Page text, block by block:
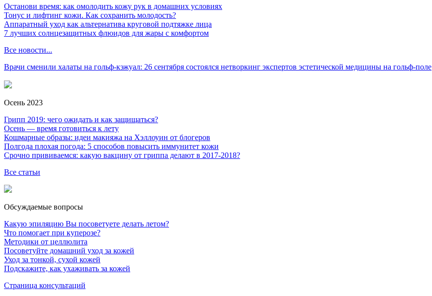
Останови время: как омолодить кожу рук в домашних условиях
Тонус и лифтинг кожи. Как сохранить молодость?
Аппаратный уход как альтернатива круговой подтяжке лица
7 лучших солнцезащитных флюидов для жары с комфортом
Все новости...
Врачи сменили халаты на гольф-кэжуал: 26 сентября состоялся нетворкинг экспертов эстетической медицины на гольф-поле
Осень 2023
Грипп 2019: чего ожидать и как защищаться?
Осень — время готовиться к лету
Кошмарные образы: идеи макияжа на Хэллоуин от блогеров
Полгода плохая погода: 5 способов повысить иммунитет кожи
Срочно прививаемся: какую вакцину от гриппа делают в 2017-2018?
Все статьи
Обсуждаемые вопросы
Какую эпиляцию Вы посоветуете делать летом?
Что помогает при куперозе?
Методики от целлюлита
Посоветуйте домашний уход за кожей
Уход за тонкой, сухой кожей
Подскажите, как ухаживать за кожей
Страница консультаций